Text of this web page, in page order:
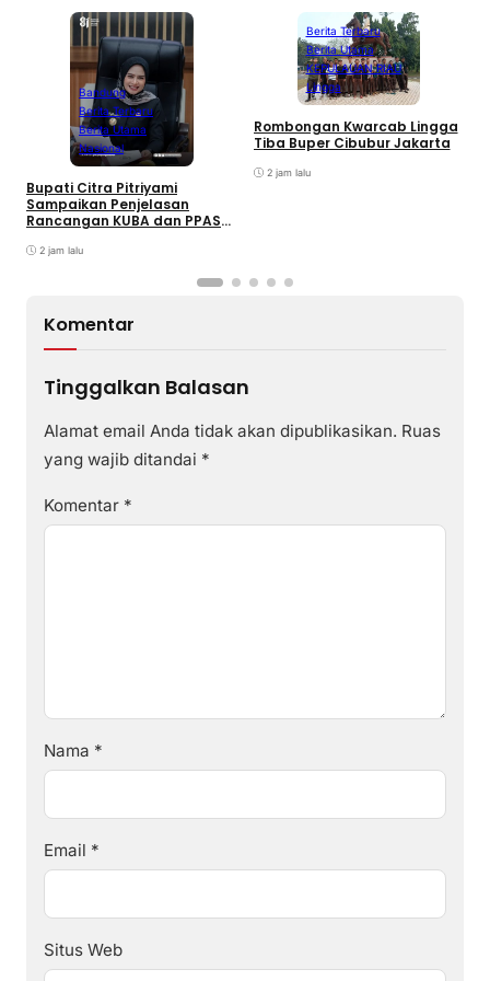
Bandung
Berita Terbaru
Berita Utama
Nasional
Bupati Citra Pitriyami
Sampaikan Penjelasan
Rancangan KUBA dan PPASP
2 jam lalu
Berita Terbaru
Berita Utama
KEPULAUAN RIAU
Lingga
Rombongan Kwarcab Lingga
Tiba Buper Cibubur Jakarta
2 jam lalu
Komentar
Tinggalkan Balasan
Alamat email Anda tidak akan dipublikasikan. Ruas
yang wajib ditandai *
Komentar *
Nama *
Email *
Situs Web